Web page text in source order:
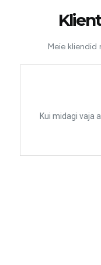
Meie
Kui midagi vaja